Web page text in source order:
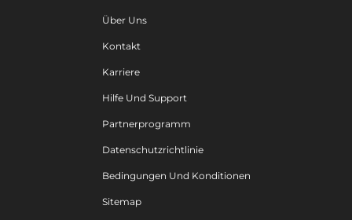
Über Uns
Kontakt
Karriere
Hilfe Und Support
Partnerprogramm
Datenschutzrichtlinie
Bedingungen Und Konditionen
Sitemap